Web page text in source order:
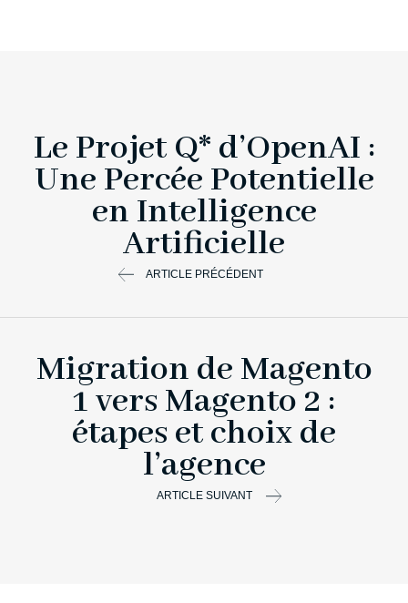
Le Projet Q* d’OpenAI :
Une Percée Potentielle
en Intelligence
Artificielle
ARTICLE PRÉCÉDENT
Migration de Magento
1 vers Magento 2 :
étapes et choix de
l’agence
ARTICLE SUIVANT